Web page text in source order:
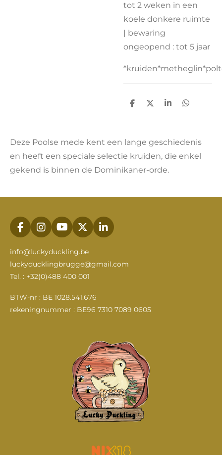
tot 2 weken in een
koele donkere ruimte
| bewaring
ongeopend : tot 5 jaar
D
D
S
e
D
Deze Poolse mede kent een lange geschiedenis
en heeft een speciale selectie kruiden, die enkel
gekend is binnen de Dominikaner-orde.
F
a
c
e
b
o
k
I
n
s
t
a
g
a
m
Y
o
u
u
b
X
L
i
e
info@luckyduckling.be
luckyducklingbrugge@gmail.com
Tel. : +32(0)488 400 001
BTW-nr : BE 1028.541.676
rekeningnummer : BE96 7310 7089 0605